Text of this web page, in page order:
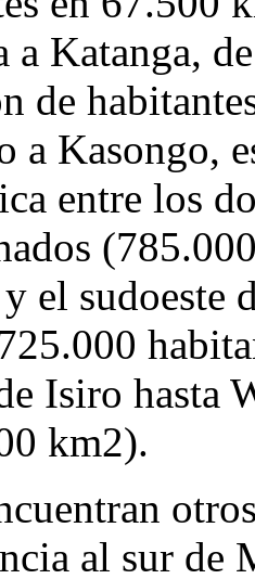
a Katanga,
de
a Kasongo,
entre los
el sudoeste
Isiro hasta
km2).
al sur de